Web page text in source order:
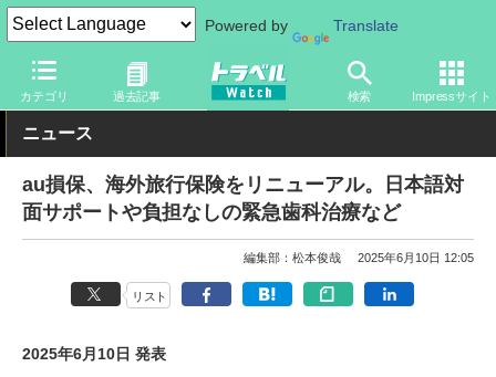
Powered by Translate
カテゴリ 過去記事 検索 Impressサイト
トラベル Watch 旅の情報 サービス 保険・補償
ニュース
au損保、海外旅行保険をリニューアル。日本語対
面サポートや負担なしの緊急歯科治療など
編集部：松本俊哉 2025年6月10日 12:05
リスト
2025年6月10日 発表